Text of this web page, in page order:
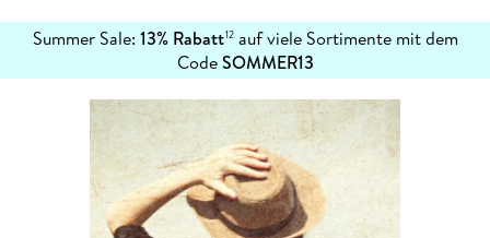
Summer Sale: 13% Rabatt12auf viele Sortimente mit dem
CodeSOMMER13
erfahren